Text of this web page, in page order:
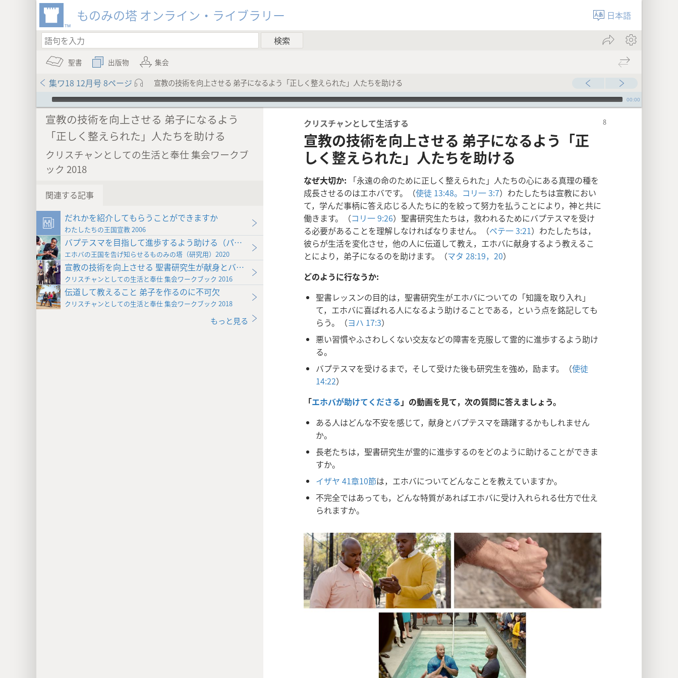
ものみの塔 オンライン・ライブラリー 日本語
聖書 出版物 集会
集ワ18 12月号 8ページ 宣教の技術を向上させる 弟子になるよう「正しく整えられた」人たちを助ける
Audio Player 00:00
宣教の技術を向上させる 弟子になるよう
「正しく整えられた」人たちを助ける
クリスチャンとしての生活と奉仕 集会ワークブ
ック 2018
関連する記事
だれかを紹介してもらうことができますか
わたしたちの王国宣教 2006
バプテスマを目指して進歩するよう助ける（パート2）
エホバの王国を告げ知らせるものみの塔（研究用）2020
宣教の技術を向上させる 聖書研究生が献身とバプテスマまで進歩するよう助ける
クリスチャンとしての生活と奉仕 集会ワークブック 2016
伝道して教えること 弟子を作るのに不可欠
クリスチャンとしての生活と奉仕 集会ワークブック 2018
もっと見る
クリスチャンとして生活する
宣教の技術を向上させる 弟子になるよう「正
しく整えられた」人たちを助ける
なぜ大切か: 「永遠の命のために正しく整えられた」人たちの心にある真理の種を
成長させるのはエホバです。（使徒 13:48。 コリ一 3:7）わたしたちは宣教におい
て，学んだ事柄に答え応じる人たちに的を絞って努力を払うことにより，神と共に
働きます。（コリ一 9:26）聖書研究生たちは，救われるためにバプテスマを受け
る必要があることを理解しなければなりません。（ペテ一 3:21）わたしたちは，
彼らが生活を変化させ，他の人に伝道して教え，エホバに献身するよう教えるこ
とにより，弟子になるのを助けます。（マタ 28:19，20）
どのように行なうか:
聖書レッスンの目的は，聖書研究生がエホバについての「知識を取り入れ」
て，エホバに喜ばれる人になるよう助けることである，という点を銘記しても
らう。（ヨハ 17:3）
悪い習慣やふさわしくない交友などの障害を克服して霊的に進歩するよう助け
る。
バプテスマを受けるまで，そして受けた後も研究生を強め，励ます。（使徒
14:22）
「エホバが助けてくださる 」の動画を見て，次の質問に答えましょう。
ある人はどんな不安を感じて，献身とバプテスマを躊躇するかもしれません
か。
長老たちは，聖書研究生が霊的に進歩するのをどのように助けることができま
すか。
イザヤ 41章10節は，エホバについてどんなことを教えていますか。
不完全ではあっても，どんな特質があればエホバに受け入れられる仕方で仕え
られますか。